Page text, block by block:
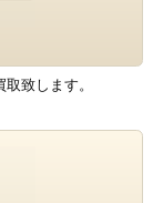
致します。